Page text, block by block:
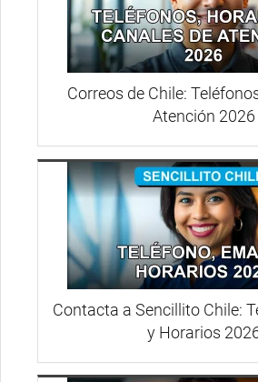
Correos de Chile:
Atención 2026
Contacta a Sencillito Chile:
y Horarios